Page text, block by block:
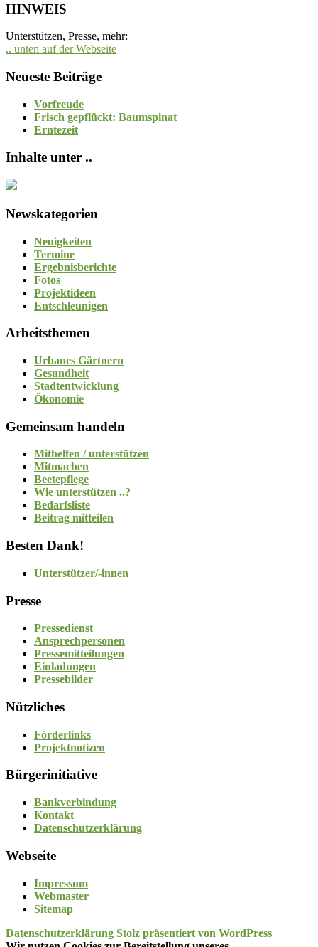
HINWEIS
Unterstützen, Presse, mehr:
.. unten auf der Webseite
Neueste Beiträge
Vorfreude
Frisch gepflückt: Baumspinat
Erntezeit
Inhalte unter ..
Newskategorien
Neuigkeiten
Termine
Ergebnisberichte
Fotos
Projektideen
Entschleunigen
Arbeitsthemen
Urbanes Gärtnern
Gesundheit
Stadtentwicklung
Ökonomie
Gemeinsam handeln
Mithelfen / unterstützen
Mitmachen
Beetepflege
Wie unterstützen ..?
Bedarfsliste
Beitrag mitteilen
Besten Dank!
Unterstützer/-innen
Presse
Pressedienst
Ansprechpersonen
Pressemitteilungen
Einladungen
Pressebilder
Nützliches
Förderlinks
Projektnotizen
Bürgerinitiative
Bankverbindung
Kontakt
Datenschutzerklärung
Webseite
Impressum
Webmaster
Sitemap
Datenschutzerklärung Stolz präsentiert von WordPress